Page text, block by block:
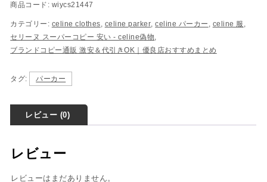
商品コード: wiycs21447
カテゴリー: celine clothes, celine parker,celine パーカー , celine 服 ,
セリーヌ スーパーコピー​ 安い - celine偽物,
ブランドコピー通販 激安＆代引きOK｜優良店おすすめまとめ
タグ: パーカー
レビュー (0)
レビュー
レビューはまだありません。